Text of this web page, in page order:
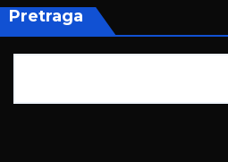
Pretraga